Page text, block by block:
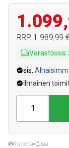
RRP 1 989,99 €
Varastossa:
sis.
Ilmainen
Tulosta
Jaa